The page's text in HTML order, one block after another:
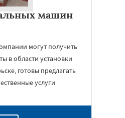
машин
могут получить
в области установки
готовы предлагать
услуги